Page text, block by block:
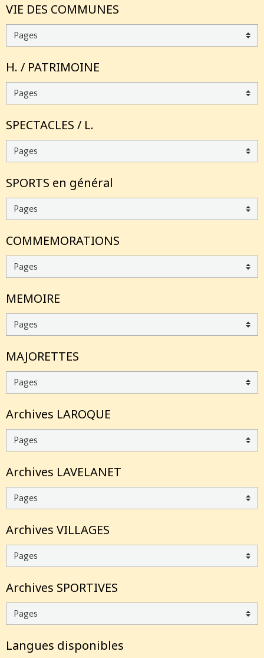
VIE DES COMMUNES
H. / PATRIMOINE
SPECTACLES / L.
SPORTS en général
COMMEMORATIONS
MEMOIRE
MAJORETTES
Archives LAROQUE
Archives LAVELANET
Archives VILLAGES
Archives SPORTIVES
Langues disponibles